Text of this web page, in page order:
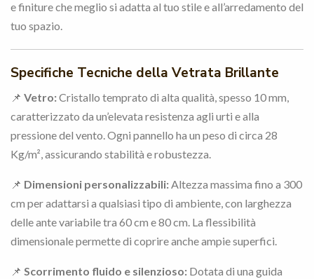
e finiture che meglio si adatta al tuo stile e all’arredamento del
tuo spazio.
Specifiche Tecniche della Vetrata Brillante
📌 Vetro:Cristallo temprato di alta qualità, spesso 10 mm,
caratterizzato da un’elevata resistenza agli urti e alla
pressione del vento. Ogni pannello ha un peso di circa 28
Kg/m², assicurando stabilità e robustezza.
📌 Dimensioni personalizzabili:Altezza massima fino a 300
cm per adattarsi a qualsiasi tipo di ambiente, con larghezza
delle ante variabile tra 60 cm e 80 cm. La flessibilità
dimensionale permette di coprire anche ampie superfici.
📌 Scorrimento fluido e silenzioso: Dotata di una guida